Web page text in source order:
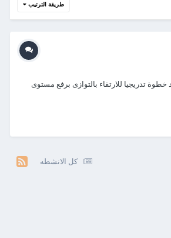
طريقة الترتيب
تدريجيا للارتقاء بالتوازى برفع مستوى
كل الانشطه